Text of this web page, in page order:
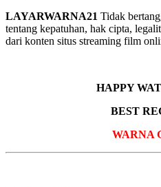
LAYARWARNA21 Tidak
tentang kepatuhan, hak cipta,
dari konten situs streaming film
HAPPY
BEST
WARNA